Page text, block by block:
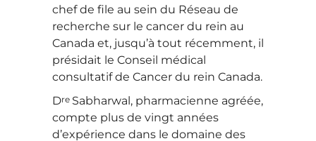
chef de file au sein du Réseau de
recherche sur le cancer du rein au
Canada et, jusqu’à tout récemment, il
présidait le Conseil médical
consultatif de Cancer du rein Canada.
Dre Sabharwal, pharmacienne agréée,
compte plus de vingt années
d’expérience dans le domaine des